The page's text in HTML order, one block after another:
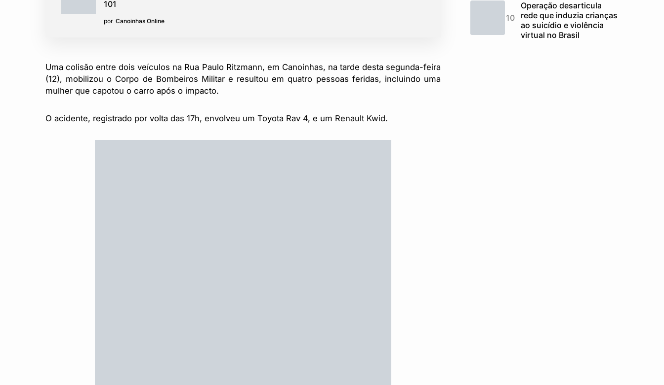
101
por Canoinhas Online
Uma colisão entre dois veículos na Rua Paulo Ritzmann, em Canoinhas, na tarde desta segunda-feira
(12), mobilizou o Corpo de Bombeiros Militar e resultou em quatro pessoas feridas, incluindo uma
mulher que capotou o carro após o impacto.
O acidente, registrado por volta das 17h, envolveu um Toyota Rav 4, e um Renault Kwid.
Operação desarticula
rede que induzia crianças
ao suicídio e violência
virtual no Brasil